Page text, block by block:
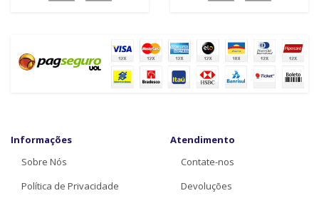
Informações
Sobre Nós
Política de Privacidade
Atendimento
Contate-nos
Devoluções